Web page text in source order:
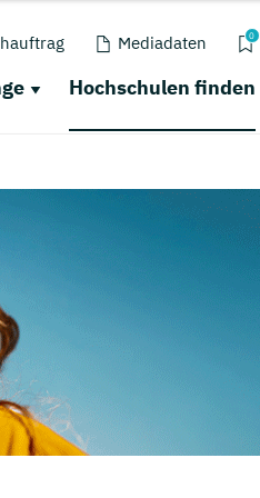
Mediadaten 0
Hochschulen finden